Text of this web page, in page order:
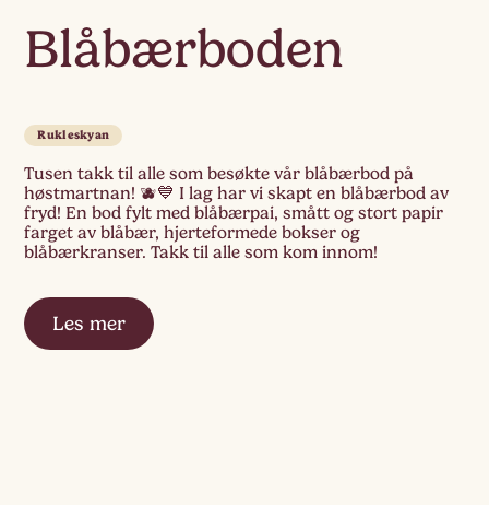
Blåbærboden
Rukleskyan
Tusen takk til alle som besøkte vår blåbærbod på
høstmartnan! 🫐💙 I lag har vi skapt en blåbærbod av
fryd! En bod fylt med blåbærpai, smått og stort papir
farget av blåbær, hjerteformede bokser og
blåbærkranser. Takk til alle som kom innom!
Les mer